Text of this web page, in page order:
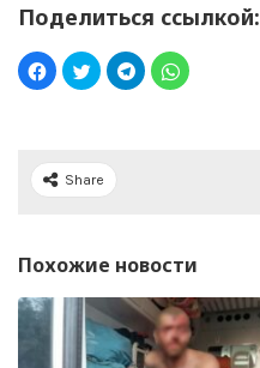
Поделиться ссылкой:
Share
Похожие новости